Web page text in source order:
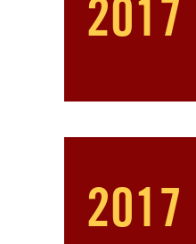
2017
2017